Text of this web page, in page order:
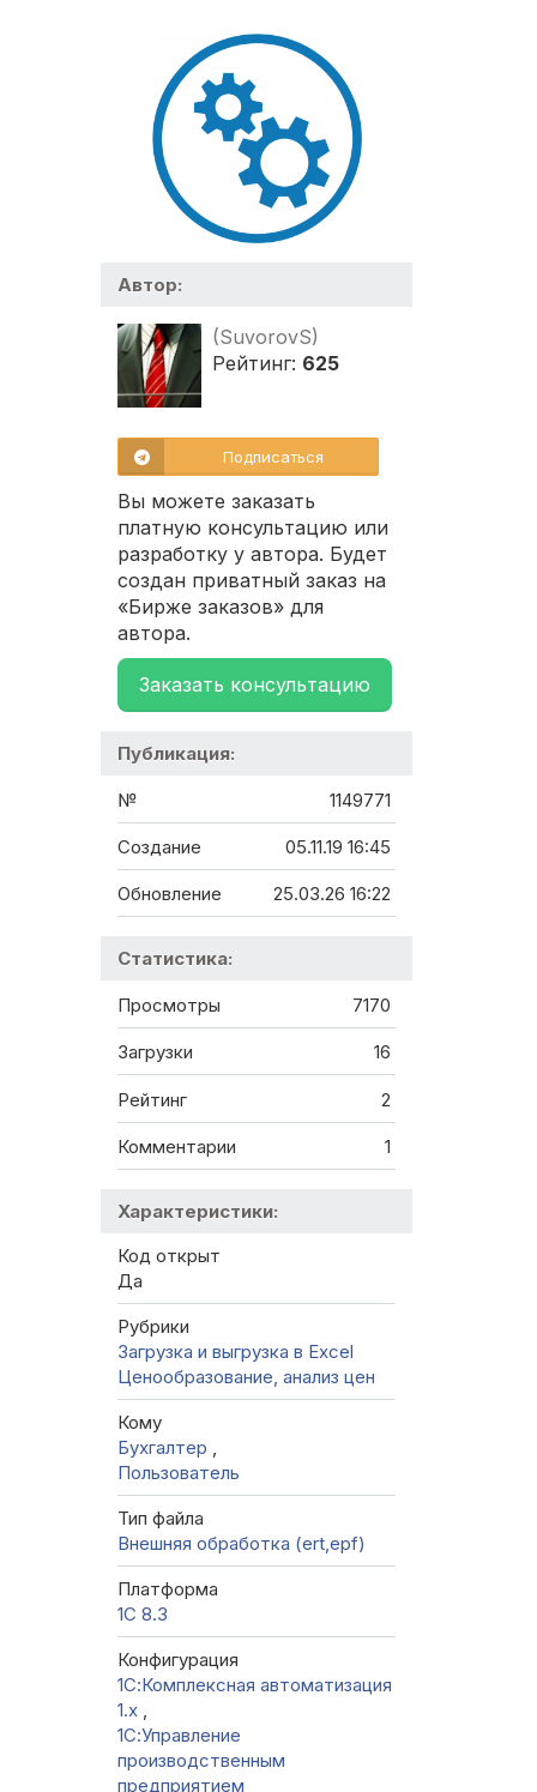
Автор:
(SuvorovS)
Рейтинг: 625
Подписаться
Вы можете заказать
платную консультацию или
разработку у автора. Будет
создан приватный заказ на
«Бирже заказов» для
автора.
Заказать консультацию
Публикация:
№ 1149771
Создание 05.11.19 16:45
Обновление 25.03.26 16:22
Статистика:
Просмотры 7170
Загрузки 16
Рейтинг 2
Комментарии 1
Характеристики:
Код открыт
Да
Рубрики
Загрузка и выгрузка в Excel
Ценообразование, анализ цен
Кому
Бухгалтер ,
Пользователь
Тип файла
Внешняя обработка (ert,epf)
Платформа
1С 8.3
Конфигурация
1С:Комплексная автоматизация
1.х ,
1С:Управление
производственным
предприятием